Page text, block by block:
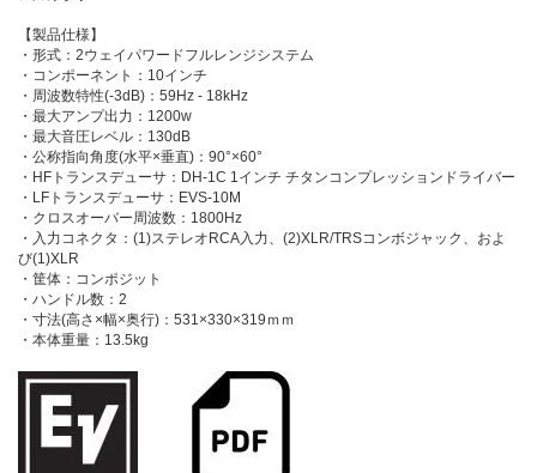
【製品仕様】
・形式：2ウェイパワードフルレンジシステム
・コンポーネント：10インチ
・周波数特性(-3dB)：59Hz - 18kHz
・最大アンプ出力：1200w
・最大音圧レベル：130dB
・公称指向角度(水平×垂直)：90°×60°
・HFトランスデューサ：DH-1C 1インチ チタンコンプレッションドライバー
・LFトランスデューサ：EVS-10M
・クロスオーバー周波数：1800Hz
・入力コネクタ：(1)ステレオRCA入力、(2)XLR/TRSコンボジャック、およ
び(1)XLR
・筐体：コンポジット
・ハンドル数：2
・寸法(高さ×幅×奥行)：531×330×319ｍｍ
・本体重量：13.5kg